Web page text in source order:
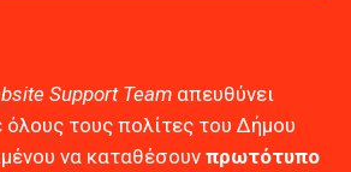
Support Teamαπευθύνει
τους πολίτες του Δήμου
να καταθέσουν πρωτότυπο